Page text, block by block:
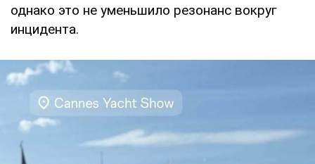
однако это не уменьшило резонанс вокруг
инцидента.